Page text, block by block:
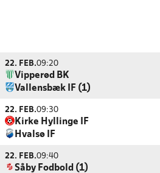
22. FEB.09:20
Vipperød BK
Vallensbæk IF (1)
22. FEB.09:30
Kirke Hyllinge IF
Hvalsø IF
22. FEB.09:40
Såby Fodbold (1)